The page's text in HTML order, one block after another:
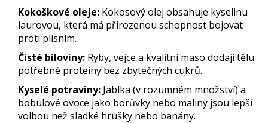
Kokoškové oleje: Kokosový olej obsahuje kyselinu
laurovou, která má přirozenou schopnost bojovat
proti plísním.
Čisté bíloviny: Ryby, vejce a kvalitní maso dodají tělu
potřebné proteiny bez zbytečných cukrů.
Kyselé potraviny: Jablka (v rozumném množství) a
bobulové ovoce jako borůvky nebo maliny jsou lepší
volbou než sladké hrušky nebo banány.